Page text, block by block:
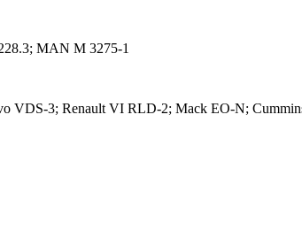
MAN M 3275-1
3; Renault VI RLD-2; Mack EO-N;